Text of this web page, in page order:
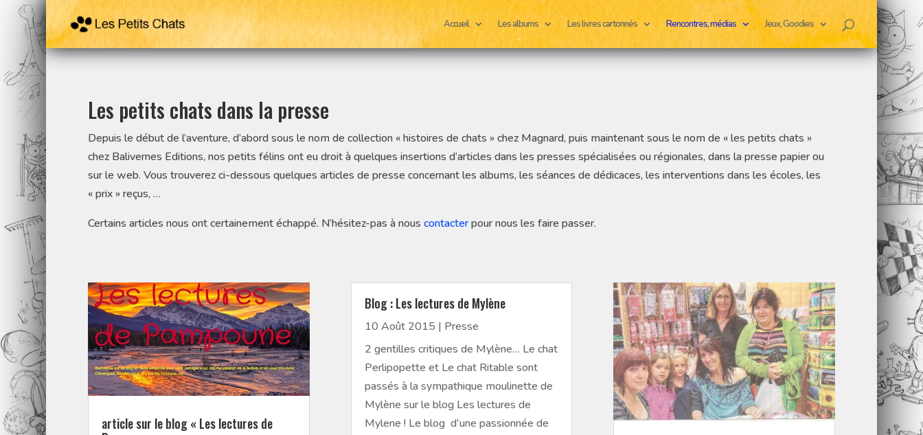
Accueil Les albums Les livres cartonnés Rencontres, médias Jeux, Goodies
Les petits chats dans la presse
Depuis le début de l’aventure, d’abord sous le nom de collection « histoires de chats » chez Magnard, puis maintenant sous le nom de « les petits chats »
chez Balivernes Editions, nos petits félins ont eu droit à quelques insertions d’articles dans les presses spécialisées ou régionales, dans la presse papier ou
sur le web. Vous trouverez ci-dessous quelques articles de presse concernant les albums, les séances de dédicaces, les interventions dans les écoles, les
« prix » reçus, …
Certains articles nous ont certainement échappé. N’hésitez-pas à nous contacterpour nous les faire passer.
article sur le blog « Les lectures de
Blog : Les lectures de Mylène
10 Août 2015 | Presse
2 gentilles critiques de Mylène… Le chat
Perlipopette et Le chat Ritable sont
passés à la sympathique moulinette de
Mylène sur le blog Les lectures de
Mylene ! Le blog d'une passionnée de